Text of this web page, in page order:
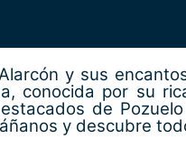
y sus
conocida por su
de
y descubre